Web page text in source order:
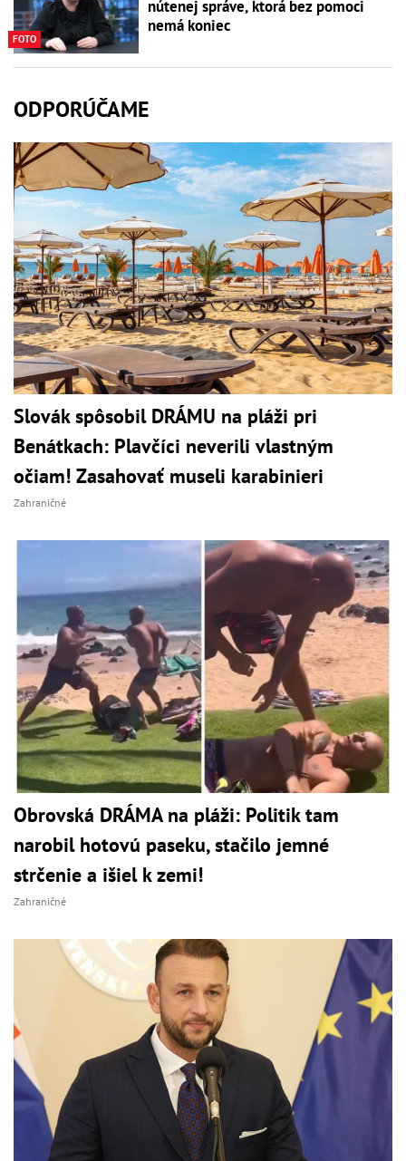
FOTO
nútenej správe, ktorá bez pomoci
nemá koniec
ODPORÚČAME
Slovák spôsobil DRÁMU na pláži pri
Benátkach: Plavčíci neverili vlastným
očiam! Zasahovať museli karabinieri
Zahraničné
Obrovská DRÁMA na pláži: Politik tam
narobil hotovú paseku, stačilo jemné
strčenie a išiel k zemi!
Zahraničné